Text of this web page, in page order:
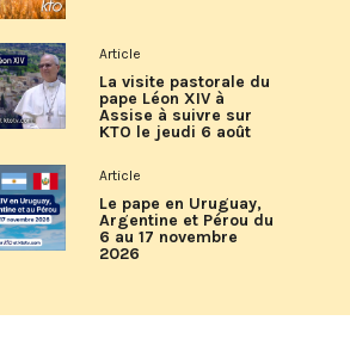
Article
La visite pastorale du
pape Léon XIV à
Assise à suivre sur
KTO le jeudi 6 août
Article
Le pape en Uruguay,
Argentine et Pérou du
6 au 17 novembre
2026